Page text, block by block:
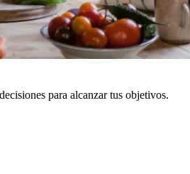
para alcanzar tus objetivos.